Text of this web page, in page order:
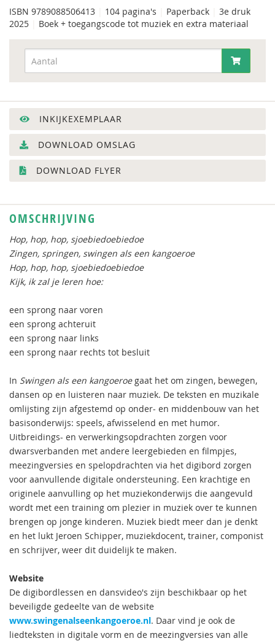
ISBN 9789088506413 104 pagina's Paperback
3e druk
2025
Boek + toegangscode tot muziek en extra materiaal
INKIJKEXEMPLAAR
DOWNLOAD OMSLAG
DOWNLOAD FLYER
OMSCHRIJVING
Hop, hop, hop, sjoebiedoebiedoe
Zingen, springen, swingen als een kangoeroe
Hop, hop, hop, sjoebiedoebiedoe
Kijk, ik zal je leren hoe:
een sprong naar voren
een sprong achteruit
een sprong naar links
een sprong naar rechts tot besluit
In Swingen als een kangoeroegaat het om zingen, bewegen,
dansen op en luisteren naar muziek. De teksten en muzikale
omlijsting zijn afgestemd op onder- en middenbouw van het
basisonderwijs: speels, afwisselend en met humor.
Uitbreidings- en verwerkingsopdrachten zorgen voor
dwarsverbanden met andere leergebieden en filmpjes,
meezingversies en spelopdrachten via het digibord zorgen
voor aanvullende digitale ondersteuning. Een krachtige en
originele aanvulling op het muziekonderwijs die aangevuld
wordt met een training om plezier in muziek over te kunnen
brengen op jonge kinderen. Muziek biedt meer dan je denkt
en het lukt Jeroen Schipper, muziekdocent, trainer, componist
en schrijver, weer dit duidelijk te maken.
Website
De digibordlessen en dansvideo's zijn beschikbaar op het
beveiligde gedeelte van de website
www.swingenalseenkangoeroe.nl. Daar vind je ook de
liedteksten in digitale vorm en de meezingversies van alle